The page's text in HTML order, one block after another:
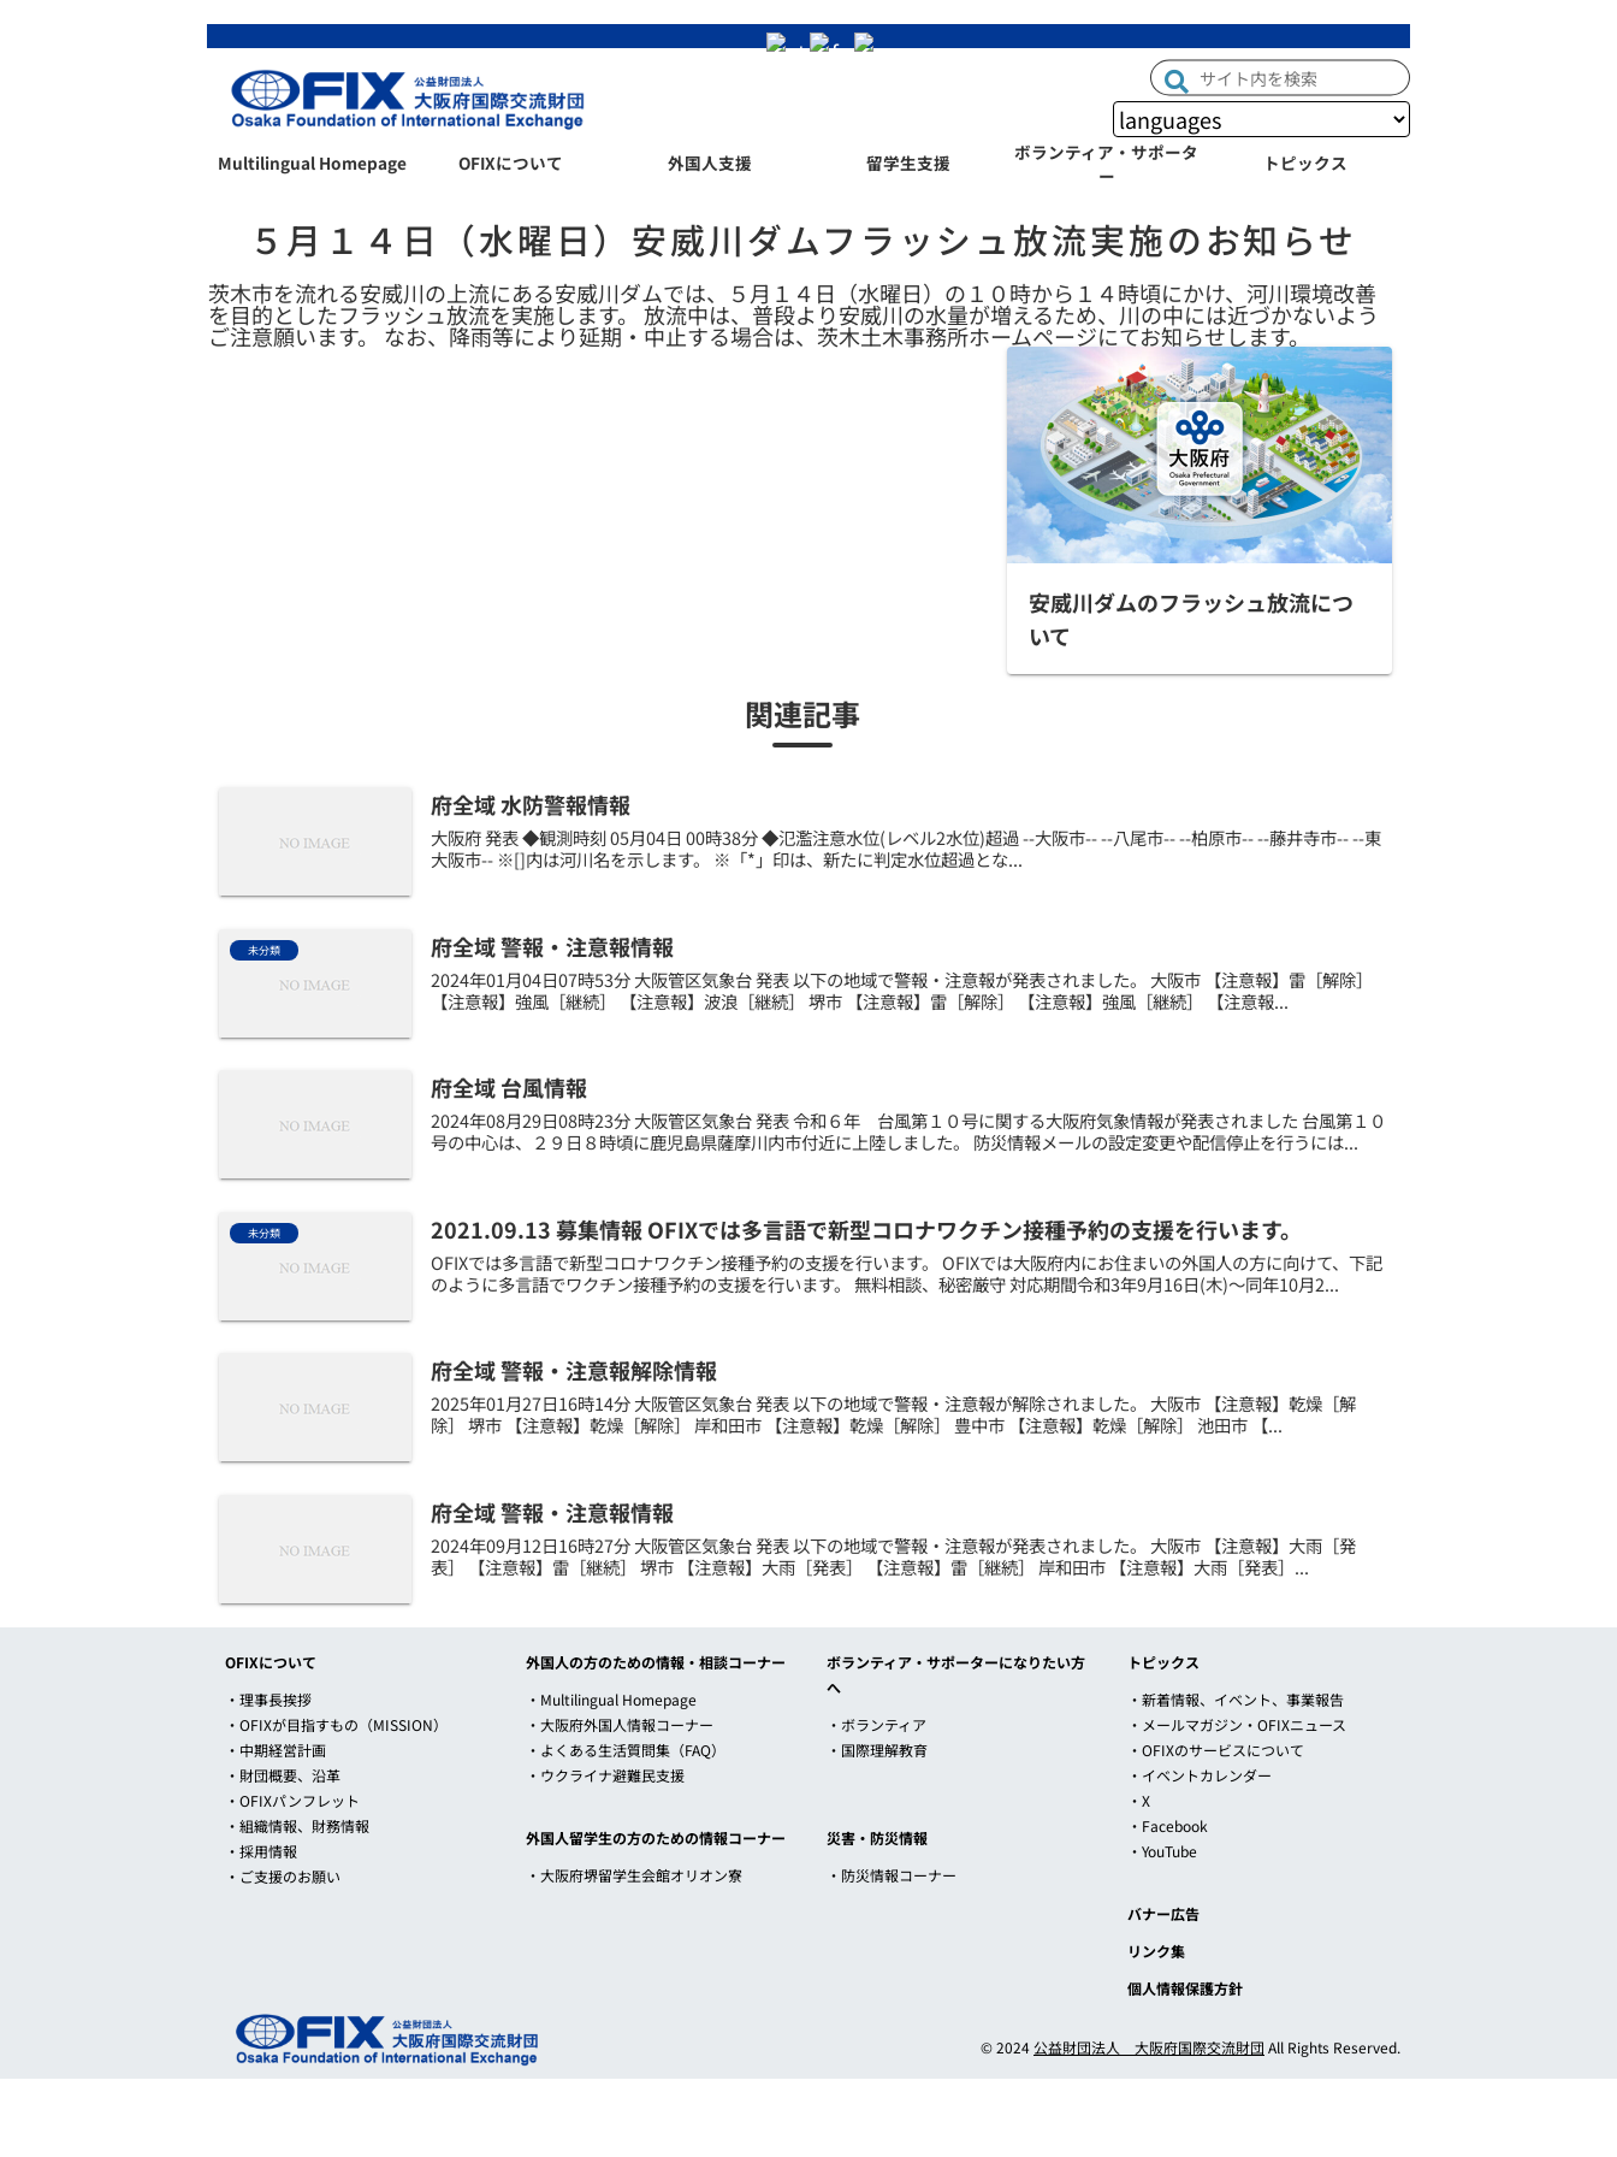
Multilingual Homepage OFIXについて 外国人支援 留学生支援
ボランティア・サポータ
ー
トピックス
５月１４日（水曜日）安威川ダムフラッシュ放流実施のお知らせ
茨木市を流れる安威川の上流にある安威川ダムでは、５月１４日（水曜日）の１０時から１４時頃にかけ、河川環境改善
を目的としたフラッシュ放流を実施します。 放流中は、普段より安威川の水量が増えるため、川の中には近づかないよう
ご注意願います。 なお、降雨等により延期・中止する場合は、茨木土木事務所ホームページにてお知らせします。
安威川ダムのフラッシュ放流につ
いて
関連記事
府全域 水防警報情報
大阪府 発表 ◆観測時刻 05月04日 00時38分 ◆氾濫注意水位(レベル2水位)超過 --大阪市-- --八尾市-- --柏原市-- --藤井寺市-- --東
大阪市-- ※[]内は河川名を示します。 ※「*」印は、新たに判定水位超過とな...
未分類 府全域 警報・注意報情報
2024年01月04日07時53分 大阪管区気象台 発表 以下の地域で警報・注意報が発表されました。 大阪市 【注意報】雷［解除］
【注意報】強風［継続］ 【注意報】波浪［継続］ 堺市 【注意報】雷［解除］ 【注意報】強風［継続］ 【注意報...
府全域 台風情報
2024年08月29日08時23分 大阪管区気象台 発表 令和６年 台風第１０号に関する大阪府気象情報が発表されました 台風第１０
号の中心は、２９日８時頃に鹿児島県薩摩川内市付近に上陸しました。 防災情報メールの設定変更や配信停止を行うには...
未分類 2021.09.13 募集情報 OFIXでは多言語で新型コロナワクチン接種予約の支援を行います。
OFIXでは多言語で新型コロナワクチン接種予約の支援を行います。 OFIXでは大阪府内にお住まいの外国人の方に向けて、下記
のように多言語でワクチン接種予約の支援を行います。 無料相談、秘密厳守 対応期間令和3年9月16日(木)～同年10月2...
府全域 警報・注意報解除情報
2025年01月27日16時14分 大阪管区気象台 発表 以下の地域で警報・注意報が解除されました。 大阪市 【注意報】乾燥［解
除］ 堺市 【注意報】乾燥［解除］ 岸和田市 【注意報】乾燥［解除］ 豊中市 【注意報】乾燥［解除］ 池田市 【...
府全域 警報・注意報情報
2024年09月12日16時27分 大阪管区気象台 発表 以下の地域で警報・注意報が発表されました。 大阪市 【注意報】大雨［発
表］ 【注意報】雷［継続］ 堺市 【注意報】大雨［発表］ 【注意報】雷［継続］ 岸和田市 【注意報】大雨［発表］...
OFIXについて
・理事長挨拶
・OFIXが目指すもの（MISSION）
・中期経営計画
・財団概要、沿革
・OFIXパンフレット
・組織情報、財務情報
・採用情報
・ご支援のお願い
外国人の方のための情報・相談コーナー
・Multilingual Homepage
・大阪府外国人情報コーナー
・よくある生活質問集（FAQ）
・ウクライナ避難民支援
外国人留学生の方のための情報コーナー
・大阪府堺留学生会館オリオン寮
ボランティア・サポーターになりたい方
へ
・ボランティア
・国際理解教育
災害・防災情報
・防災情報コーナー
トピックス
・新着情報、イベント、事業報告
・メールマガジン・OFIXニュース
・OFIXのサービスについて
・イベントカレンダー
・X
・Facebook
・YouTube
バナー広告
リンク集
個人情報保護方針
© 2024公益財団法人 大阪府国際交流財団 All Rights Reserved.